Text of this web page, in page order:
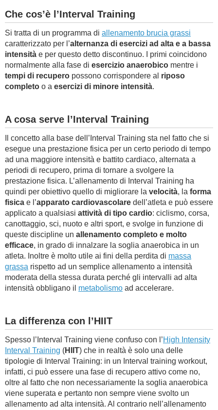
Che cos’è l’Interval Training
Si tratta di un programma di allenamento brucia grassi
caratterizzato per l’alternanza di esercizi ad alta e a bassa
intensità e per questo detto discontinuo. I primi coincidono
normalmente alla fase di esercizio anaerobico mentre i
tempi di recupero possono corrispondere al riposo
completo o a esercizi di minore intensità.
A cosa serve l’Interval Training
Il concetto alla base dell’Interval Training sta nel fatto che si
esegue una prestazione fisica per un certo periodo di tempo
ad una maggiore intensità e battito cardiaco, alternata a
periodi di recupero, prima di tornare a svolgere la
prestazione fisica. L’allenamento di Interval Training ha
quindi per obiettivo quello di migliorare la velocità, la forma
fisica e l’apparato cardiovascolare dell’atleta e può essere
applicato a qualsiasi attività di tipo cardio: ciclismo, corsa,
canottaggio, sci, nuoto e altri sport, e svolge in funzione di
queste discipline un allenamento completo e molto
efficace, in grado di innalzare la soglia anaerobica in un
atleta. Inoltre è molto utile ai fini della perdita di massa
grassa rispetto ad un semplice allenamento a intensità
moderata della stessa durata perché gli intervalli ad alta
intensità obbligano il metabolismo ad accelerare.
La differenza con l’HIIT
Spesso l’Interval Training viene confuso con l’High Intensity
Interval Training (HIIT) che in realtà è solo una delle
tipologie di Interval Training: in un Interval training workout,
infatti, ci può essere una fase di recupero attivo come no,
oltre al fatto che non necessariamente la soglia anaerobica
viene superata e pertanto non sempre viene svolto un
allenamento ad alta intensità. Al contrario nell’allenamento